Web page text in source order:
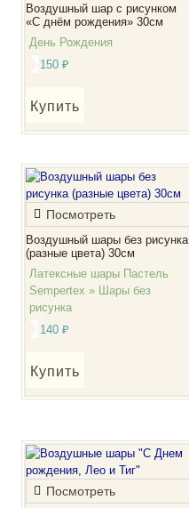
Воздушный шар с рисунком
«С днём рождения» 30см
День Рождения
150 ₽
Купить
Посмотреть
Воздушный шары без рисунка
(разные цвета) 30см
Латексные шары Пастель
Sempertex » Шары без
рисунка
140 ₽
Купить
Посмотреть